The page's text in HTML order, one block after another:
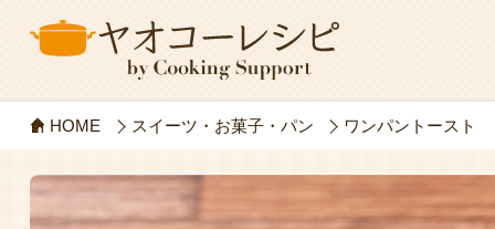
HOME スイーツ・お菓子・パン ワンパントースト